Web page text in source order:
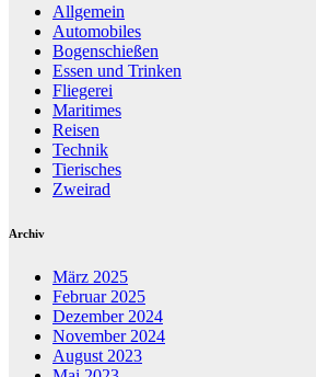
Allgemein
Automobiles
Bogenschießen
Essen und Trinken
Fliegerei
Maritimes
Reisen
Technik
Tierisches
Zweirad
Archiv
März 2025
Februar 2025
Dezember 2024
November 2024
August 2023